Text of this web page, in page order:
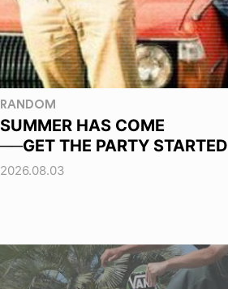
RANDOM
SUMMER HAS COME
──GET THE PARTY STARTED
2026.08.03